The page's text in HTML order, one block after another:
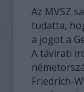
Az MVSZ
tudatta,
a jogot a
A távirati
Friedrich-